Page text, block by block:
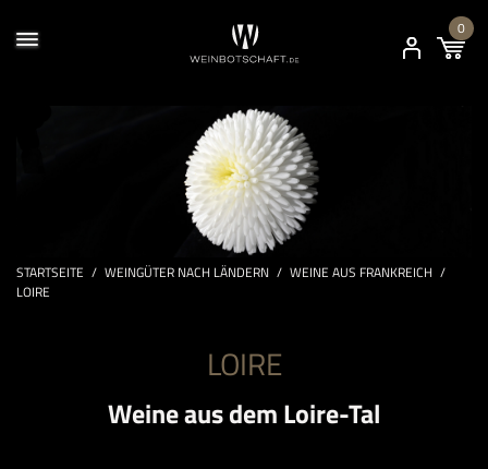
0
STARTSEITE / WEINGÜTER NACH LÄNDERN / WEINE AUS FRANKREICH /
LOIRE
LOIRE
Weine aus dem Loire-Tal